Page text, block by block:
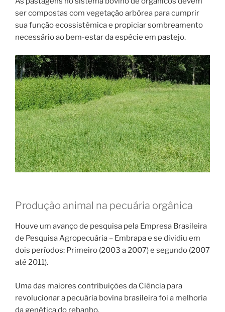
ser compostas com vegetação arbórea para cumprir
sua função ecossistêmica e propiciar sombreamento
necessário ao bem-estar da espécie em pastejo.
Produção animal na pecuária orgânica
Houve um avanço de pesquisa pela Empresa Brasileira
de Pesquisa Agropecuária – Embrapa e se dividiu em
dois períodos: Primeiro (2003 a 2007) e segundo (2007
até 2011).
Uma das maiores contribuições da Ciência para
revolucionar a pecuária bovina brasileira foi a melhoria
da genética do rebanho.